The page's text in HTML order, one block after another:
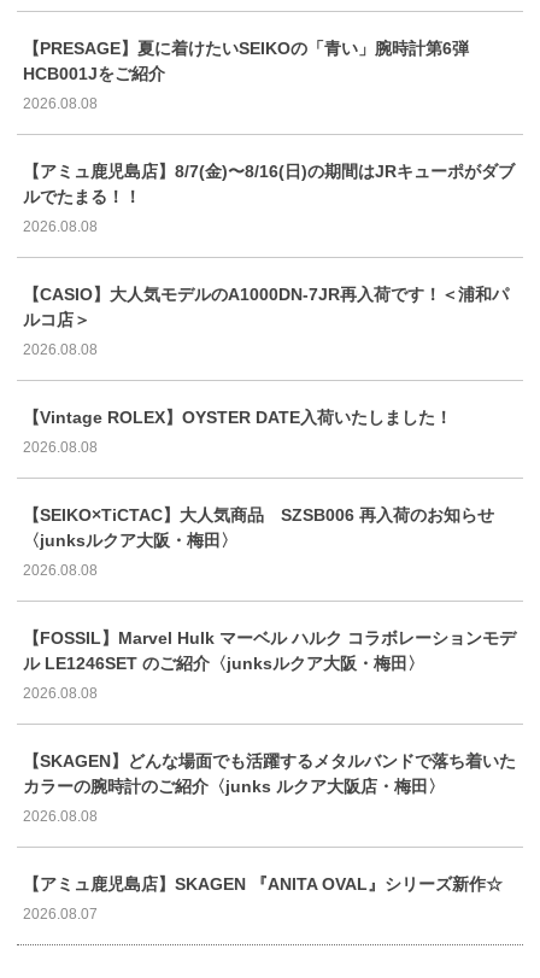
【PRESAGE】夏に着けたいSEIKOの「青い」腕時計第6弾
HCB001Jをご紹介
2026.08.08
【アミュ鹿児島店】8/7(金)〜8/16(日)の期間はJRキューポがダブ
ルでたまる！！
2026.08.08
【CASIO】大人気モデルのA1000DN-7JR再入荷です！＜浦和パ
ルコ店＞
2026.08.08
【Vintage ROLEX】OYSTER DATE入荷いたしました！
2026.08.08
【SEIKO×TiCTAC】大人気商品 SZSB006 再入荷のお知らせ
〈junksルクア大阪・梅田〉
2026.08.08
【FOSSIL】Marvel Hulk マーベル ハルク コラボレーションモデ
ル LE1246SET のご紹介〈junksルクア大阪・梅田〉
2026.08.08
【SKAGEN】どんな場面でも活躍するメタルバンドで落ち着いた
カラーの腕時計のご紹介〈junks ルクア大阪店・梅田〉
2026.08.08
【アミュ鹿児島店】SKAGEN 『ANITA OVAL』シリーズ新作☆
2026.08.07